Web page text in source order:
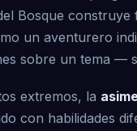
Bosque construye
un aventurero
sobre un tema —
extremos, la
con habilidades